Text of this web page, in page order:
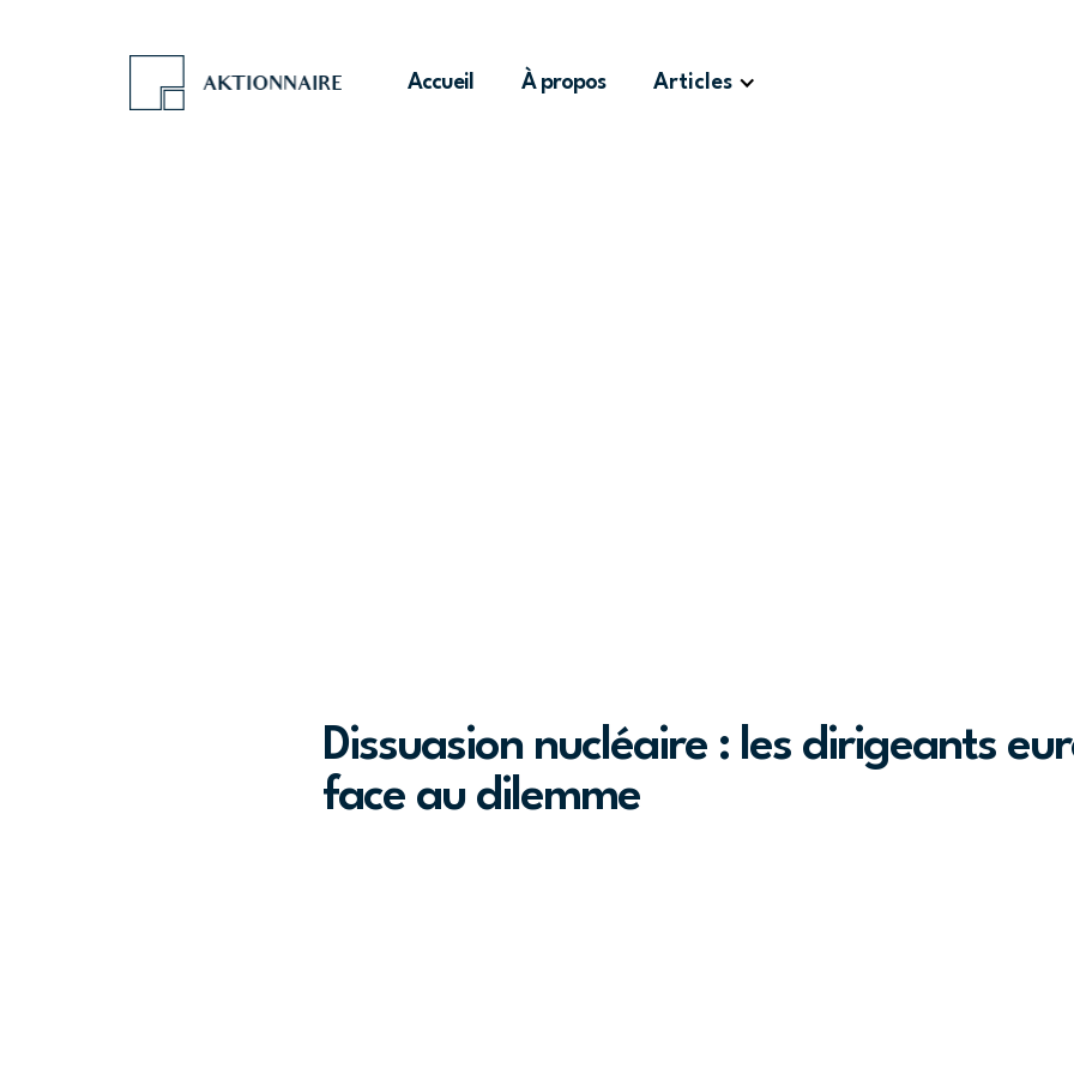
Accueil À propos Articles
Dissuasion nucléaire : les dirigeants
face au dilemme